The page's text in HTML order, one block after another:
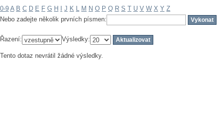
0-9 A B C D E F G H J K L M N O P Q R S T U V W X Y Z
Nebo zadejte několik prvních písmen:
Řazení: Výsledky:
Tento dotaz nevrátil žádné výsledky.